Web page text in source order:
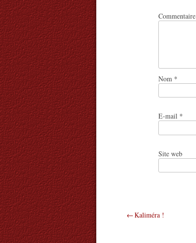
Commentaire
Nom *
E-mail *
Site web
Navigation
Kaliméra !